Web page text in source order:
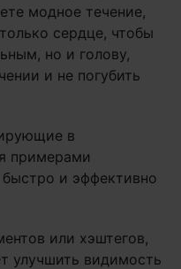
модное течение,
сердце, чтобы
но и голову,
и не погубить
в
примерами
и эффективно
или хэштегов,
улучшить видимость